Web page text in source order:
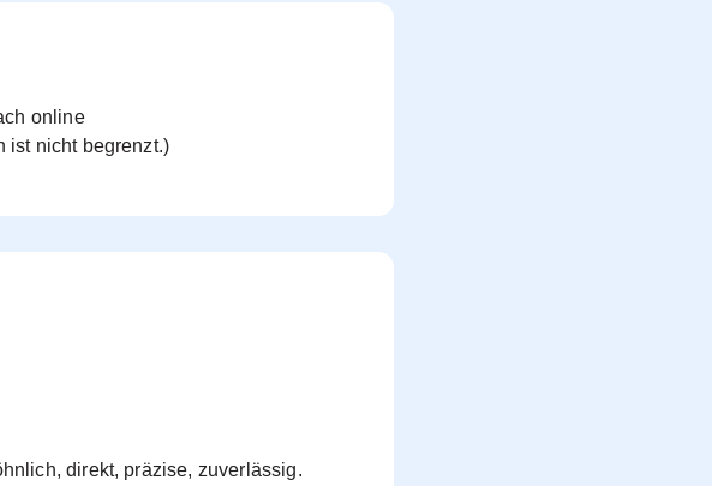
online
ist nicht begrenzt.)
direkt, präzise, zuverlässig.